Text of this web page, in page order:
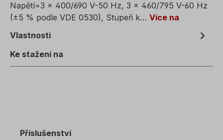
Napětí=3 x 400/690 V-50 Hz, 3 x 460/795 V-60 Hz
(±5 % podle VDE 0530), Stupeň k… Více na
Vlastnosti
Ke stažení na
Příslušenství